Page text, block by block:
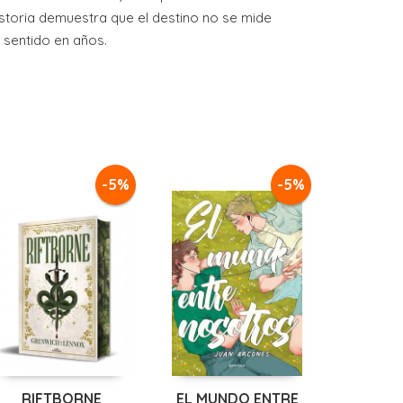
demuestra que el destino no se mide
en años.
-5%
RIFTBORNE
-5%
EL MUNDO ENTRE